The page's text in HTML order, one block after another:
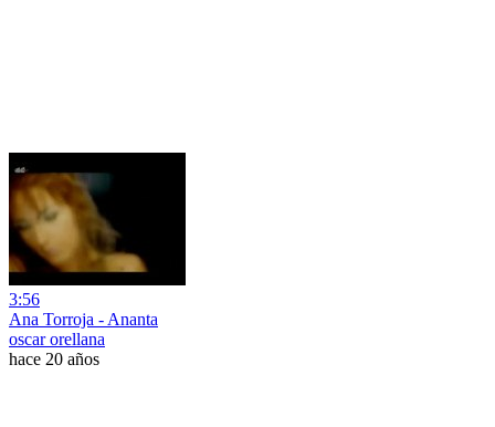
3:56
Ana Torroja - Ananta
oscar orellana
hace 20 años